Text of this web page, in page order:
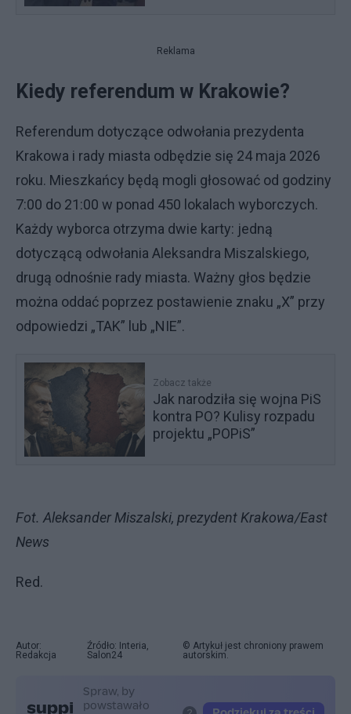
Reklama
Kiedy referendum w Krakowie?
Referendum dotyczące odwołania prezydenta
Krakowa i rady miasta odbędzie się 24 maja 2026
roku. Mieszkańcy będą mogli głosować od godziny
7:00 do 21:00 w ponad 450 lokalach wyborczych.
Każdy wyborca otrzyma dwie karty: jedną
dotyczącą odwołania Aleksandra Miszalskiego,
drugą odnośnie rady miasta. Ważny głos będzie
można oddać poprzez postawienie znaku „X” przy
odpowiedzi „TAK” lub „NIE”.
Zobacz także
Jak narodziła się wojna PiS
kontra PO? Kulisy rozpadu
projektu „POPiS”
Fot. Aleksander Miszalski, prezydent Krakowa/East
News
Red.
Autor:
Redakcja
Źródło: Interia,
Salon24
© Artykuł jest chroniony prawem
autorskim.